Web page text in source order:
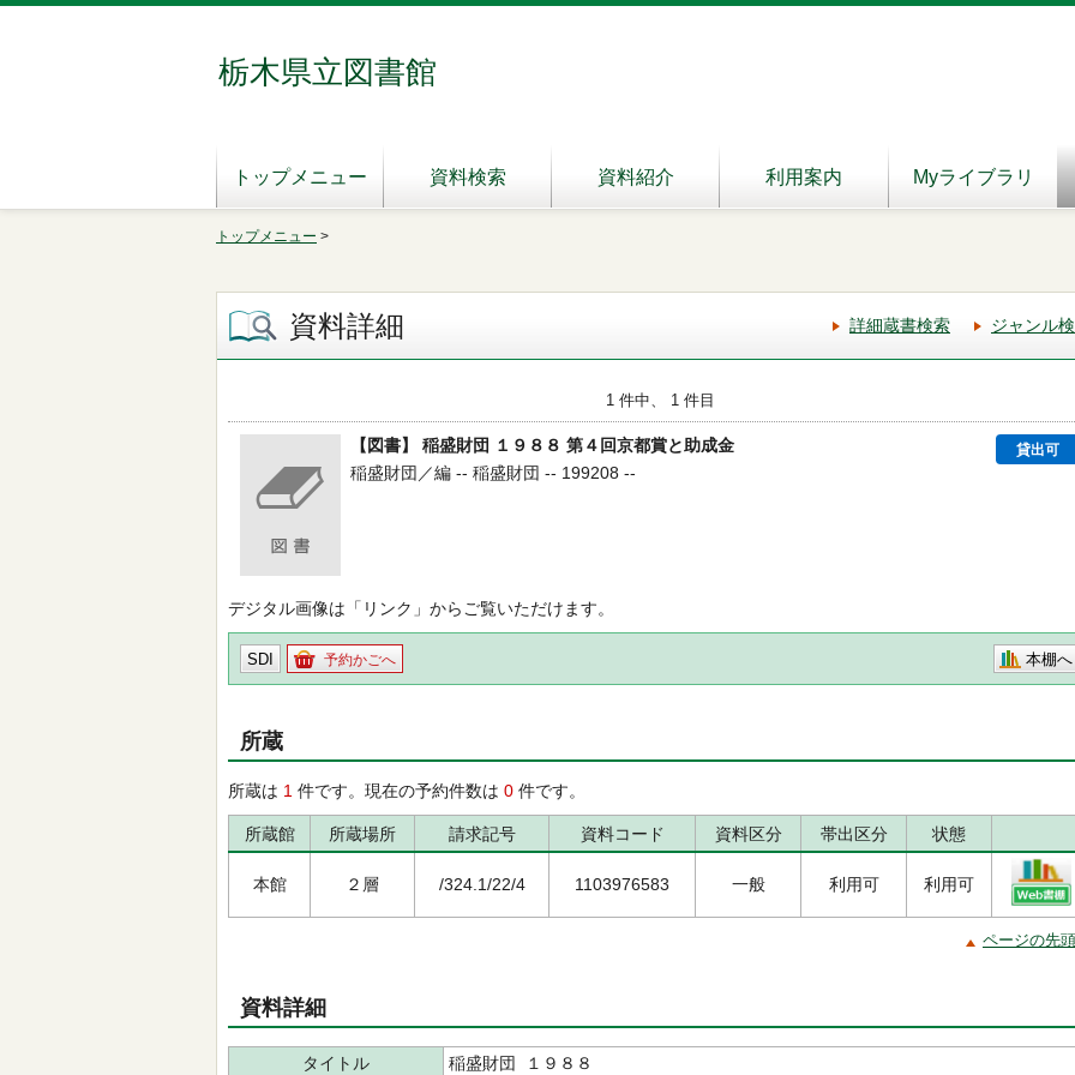
栃木県立図書館
トップメニュー 資料検索 資料紹介 利用案内 Myライブラリ
トップメニュー >
資料詳細 詳細蔵書検索 ジャンル
1 件中、 1 件目
【図書】 稲盛財団 １９８８ 第４回京都賞と助成金 貸出可
稲盛財団／編 -- 稲盛財団 -- 199208 --
デジタル画像は「リンク」からご覧いただけます。
SDI 予約かごへ 本棚へ
所蔵
所蔵は 1 件です。現在の予約件数は 0 件です。
所蔵館 所蔵場所 請求記号 資料コード 資料区分 帯出区分 状態
本館 ２層 /324.1/22/4 1103976583 一般 利用可 利用可
ページの先
資料詳細
タイトル 稲盛財団 １９８８